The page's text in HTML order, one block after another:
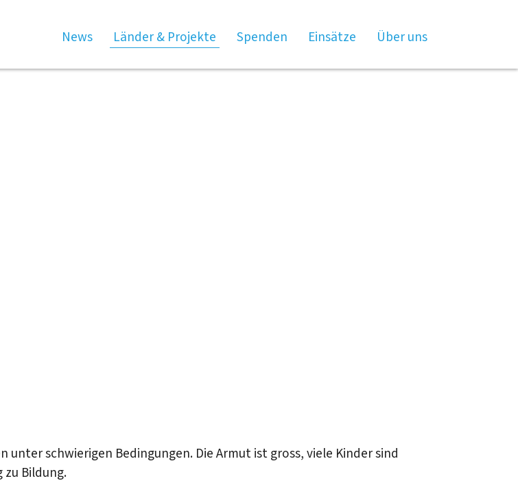
News Länder & Projekte Spenden Einsätze Über uns
schwierigen Bedingungen. Die Armut ist gross, viele Kinder sind
Bildung.